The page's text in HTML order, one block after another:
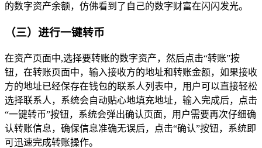
的数字资产余额，仿佛看到了自己的数字财富在闪闪发光。
（三）进行一键转币
在资产页面中,选择要转账的数字资产，然后点击“转账”按
钮，在转账页面中，输入接收方的地址和转账金额，如果接收
方的地址已经保存在钱包的联系人列表中，用户可以直接轻松
选择联系人，系统会自动贴心地填充地址，输入完成后，点击
“一键转币”按钮，系统会弹出确认页面，用户需要再次仔细确
认转账信息，确保信息准确无误后，点击“确认”按钮，系统即
可迅速完成转账操作。